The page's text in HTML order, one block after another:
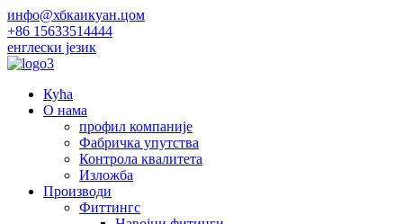
инфо@хбкаикуан.цом
+86 15633514444
енглески језик
Кућа
О нама
профил компаније
Фабричка упутства
Контрола квалитета
Изложба
Производи
Фиттингс